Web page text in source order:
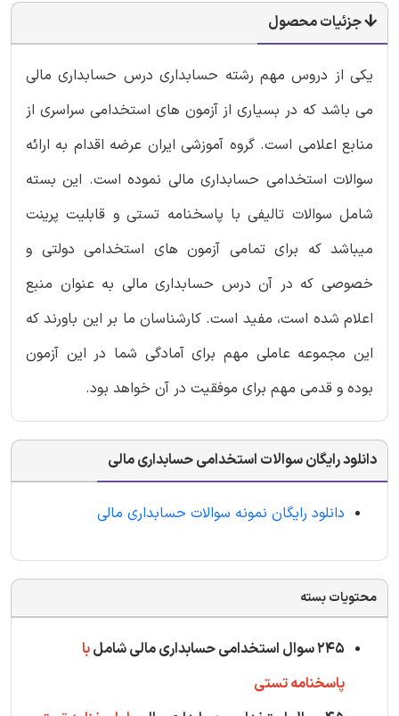
جزئیات محصول
یکی از دروس مهم رشته حسابداری درس حسابداری مالی
می باشد که در بسیاری از آزمون های استخدامی سراسری از
منابع اعلامی است. گروه آموزشی ایران عرضه اقدام به ارائه
سوالات استخدامی حسابداری مالی نموده است. این بسته
شامل سوالات تالیفی با پاسخنامه تستی و قابلیت پرینت
میباشد که برای تمامی آزمون های استخدامی دولتی و
خصوصی که در آن درس حسابداری مالی به عنوان منبع
اعلام شده است، مفید است. کارشناسان ما بر این باورند که
این مجموعه عاملی مهم برای آمادگی شما در این آزمون
بوده و قدمی مهم برای موفقیت در آن خواهد بود.
دانلود رایگان سوالات استخدامی حسابداری مالی
دانلود رایگان نمونه سوالات حسابداری مالی
محتویات بسته
245 سوال استخدامی حسابداری مالی شامل
با
پاسخنامه تستی